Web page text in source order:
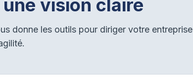
vision claire
donne les outils pour diriger votre entreprise